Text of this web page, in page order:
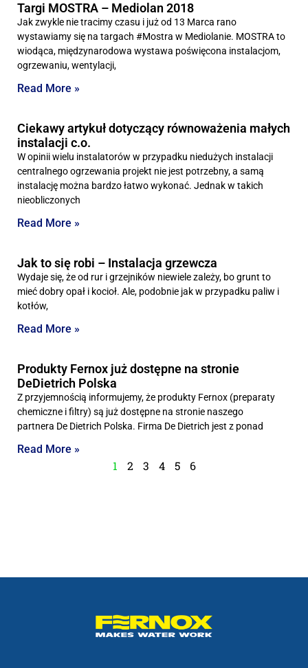
Targi MOSTRA – Mediolan 2018
Jak zwykle nie tracimy czasu i już od 13 Marca rano
wystawiamy się na targach #Mostra w Mediolanie. MOSTRA to
wiodąca, międzynarodowa wystawa poświęcona instalacjom,
ogrzewaniu, wentylacji,
Read More »
Ciekawy artykuł dotyczący równoważenia małych
instalacji c.o.
W opinii wielu instalatorów w przypadku niedużych instalacji
centralnego ogrzewania projekt nie jest potrzebny, a samą
instalację można bardzo łatwo wykonać. Jednak w takich
nieobliczonych
Read More »
Jak to się robi – Instalacja grzewcza
Wydaje się, że od rur i grzejników niewiele zależy, bo grunt to
mieć dobry opał i kocioł. Ale, podobnie jak w przypadku paliw i
kotłów,
Read More »
Produkty Fernox już dostępne na stronie
DeDietrich Polska
Z przyjemnością informujemy, że produkty Fernox (preparaty
chemiczne i filtry) są już dostępne na stronie naszego
partnera De Dietrich Polska. Firma De Dietrich jest z ponad
Read More »
1 2 3 4 5 6